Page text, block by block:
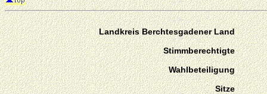
Landkreis Berchtesgadener Land
Stimmberechtigte
Wahlbeteiligung
Sitze